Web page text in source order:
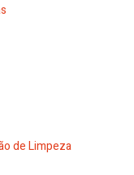
de Limpeza